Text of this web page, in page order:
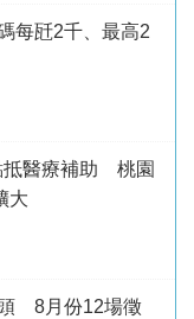
每瓩2千、最高2
抵醫療補助 桃園
大
8月份12場徵